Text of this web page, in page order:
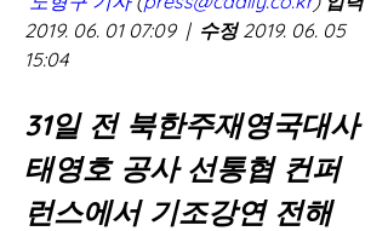
2019. 06. 01 07:09  | 수정 2019. 06. 05
15:04
31일 전 북한주재영국대사
태영호 공사 선통협 컨퍼
런스에서 기조강연 전해